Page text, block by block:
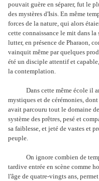
pouvait guère en séparer, fut le
des mystères d'Isis. En même
forces de la nature, qui alors
cette connaissance le mit dans la
lutter, en présence de Pharaon,
vainquit même par quelques
été un disciple attentif et
la contemplation.
Dans cette même école il
mystiques et de cérémonies,
avait parcouru tout le domaine
système des prêtres, pesé et
sa faiblesse, et jeté de vastes et
peuple.
On ignore combien de temps
tardive entrée en scène comme
l'âge de quatre-vingts ans,